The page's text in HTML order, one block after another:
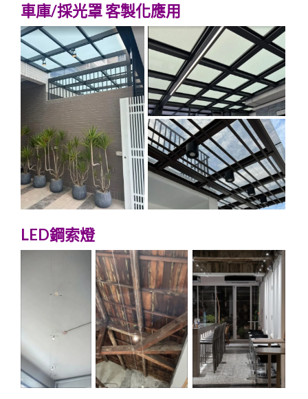
車庫/採光罩 客製化應用
LED鋼索燈